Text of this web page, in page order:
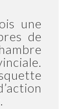
une
de